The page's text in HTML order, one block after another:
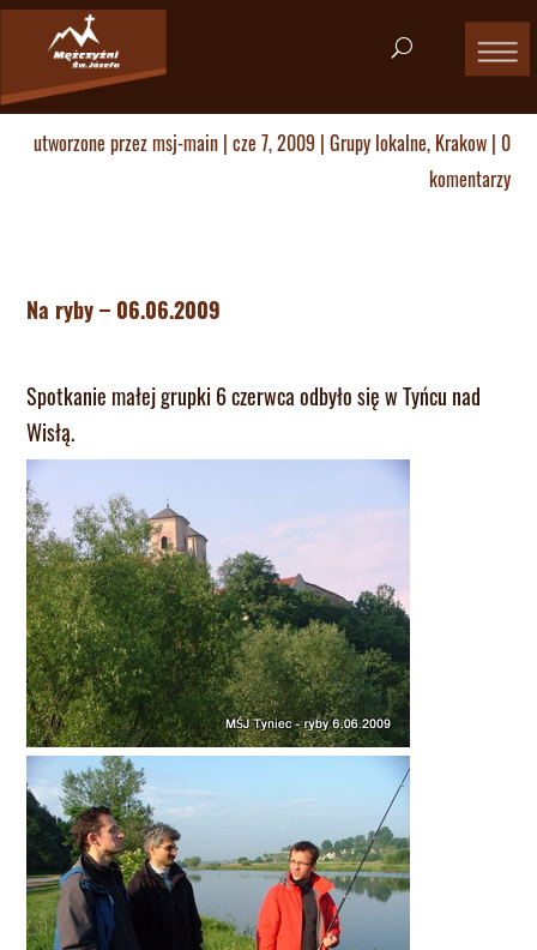
utworzone przezmsj-main| cze 7, 2009| Grupy lokalne, Krakow| 0
komentarzy
Na ryby – 06.06.2009
Spotkanie małej grupki 6 czerwca odbyło się w Tyńcu nad
Wisłą.